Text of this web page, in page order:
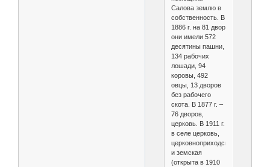
Салова землю в
собственность. В
1886 г. на 81 двор
они имели 572
десятины пашни,
134 рабочих
лошади, 94
коровы, 492
овцы, 13 дворов
без рабочего
скота. В 1877 г. –
76 дворов,
церковь. В 1911 г.
в селе церковь,
церковноприходская
и земская
(открыта в 1910